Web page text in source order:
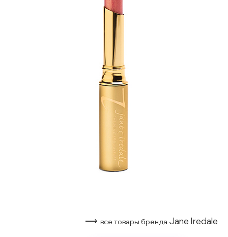
⟶ все товары бренда Jane Iredale